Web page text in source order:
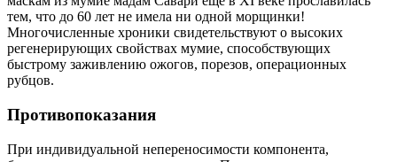
тем, что до 60 лет не имела ни одной морщинки!
Многочисленные хроники свидетельствуют о высоких
регенерирующих свойствах мумие, способствующих
быстрому заживлению ожогов, порезов, операционных
рубцов.
Противопоказания
При индивидуальной непереносимости компонента,